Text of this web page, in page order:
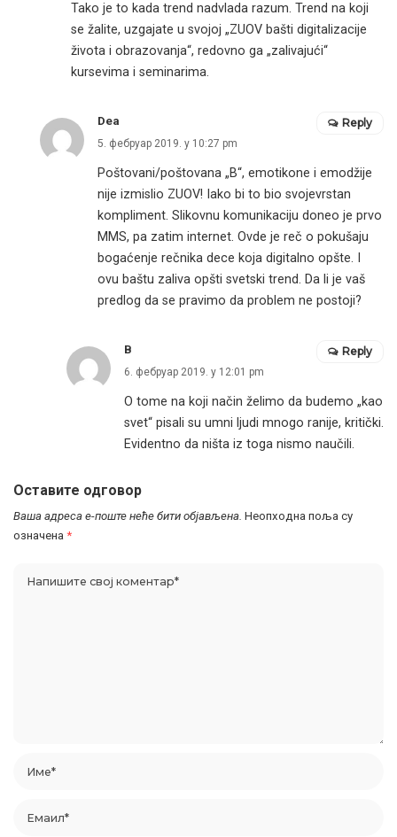
Tako je to kada trend nadvlada razum. Trend na koji
se žalite, uzgajate u svojoj „ZUOV bašti digitalizacije
života i obrazovanja“, redovno ga „zalivajući“
kursevima i seminarima.
Dea
5. фебруар 2019. у 10:27 pm
Poštovani/poštovana „B“, emotikone i emodžije
nije izmislio ZUOV! Iako bi to bio svojevrstan
kompliment. Slikovnu komunikaciju doneo je prvo
MMS, pa zatim internet. Ovde je reč o pokušaju
bogaćenje rečnika dece koja digitalno opšte. I
ovu baštu zaliva opšti svetski trend. Da li je vaš
predlog da se pravimo da problem ne postoji?
Reply
B
6. фебруар 2019. у 12:01 pm
O tome na koji način želimo da budemo „kao
svet“ pisali su umni ljudi mnogo ranije, kritički.
Evidentno da ništa iz toga nismo naučili.
Reply
Оставите одговор
Ваша адреса е-поште неће бити објављена. Неопходна поља су
означена *